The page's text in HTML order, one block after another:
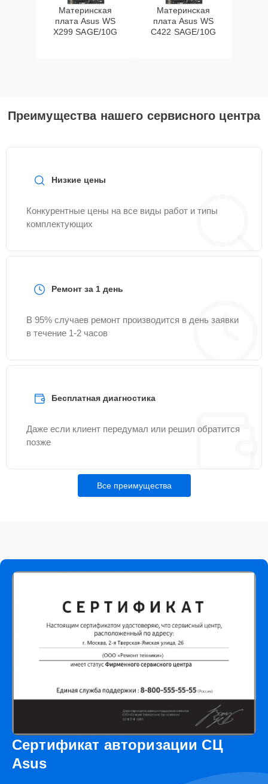
Материнская
плата Asus WS
X299 SAGE/10G
Материнская
плата Asus WS
C422 SAGE/10G
Преимущества нашего сервисного центра
Низкие цены
Конкурентные цены на все виды работ и типы
комплектующих
Ремонт за 1 день
В 95% случаев ремонт производится в день заявки
в течение 1-2 часов
Бесплатная диагностика
Даже если клиент передумал или решил обратится
позже
Все преимущества
Сертификат авторизации СЦ
Asus